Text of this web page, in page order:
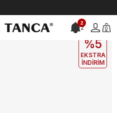
2
2 0
EKLE5
%5
EKSTRA
İNDİRİM